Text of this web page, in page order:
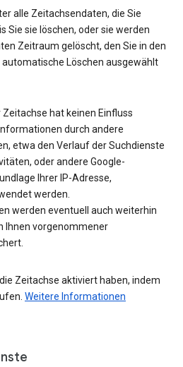
alle Zeitachsendaten, die Sie
Sie sie löschen, oder sie werden
Zeitraum gelöscht, den Sie in den
automatische Löschen ausgewählt
Zeitachse hat keinen Einfluss
durch andere
etwa den Verlauf der Suchdienste
oder andere Google-
Ihrer IP-Adresse,
werden.
werden eventuell auch weiterhin
Ihnen vorgenommener
Zeitachse aktiviert haben, indem
Weitere Informationen